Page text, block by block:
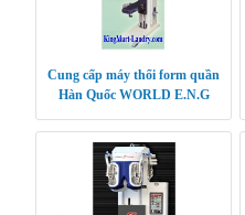
Cung cấp máy thổi form quần
Hàn Quốc WORLD E.N.G